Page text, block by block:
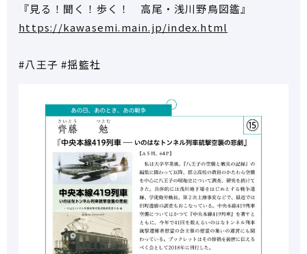
『見る！聞く！歩く！ 高尾・浅川野鳥図鑑』
https://kawasemi.main.jp/index.html
#八王子 #揺籃社